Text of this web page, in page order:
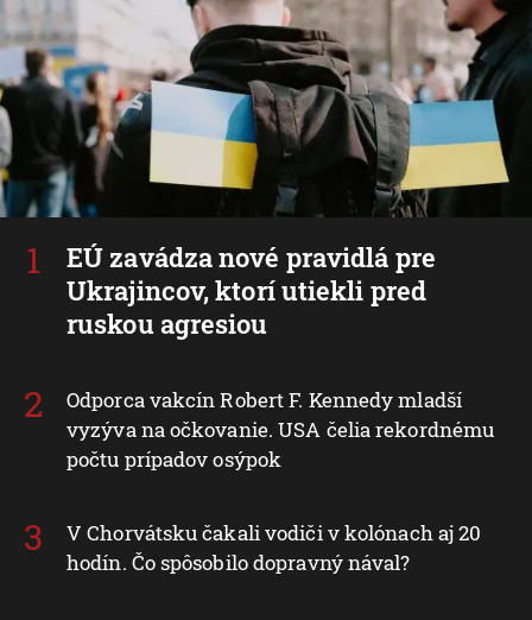
EÚ zavádza nové pravidlá pre
Ukrajincov, ktorí utiekli pred
ruskou agresiou
Odporca vakcín Robert F. Kennedy mladší
vyzýva na očkovanie. USA čelia rekordnému
počtu prípadov osýpok
V Chorvátsku čakali vodiči v kolónach aj 20
hodín. Čo spôsobilo dopravný nával?